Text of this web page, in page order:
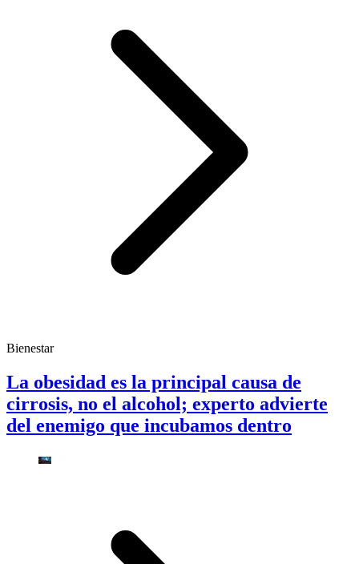
Bienestar
La obesidad es la principal causa de
cirrosis, no el alcohol; experto advierte
del enemigo que incubamos dentro